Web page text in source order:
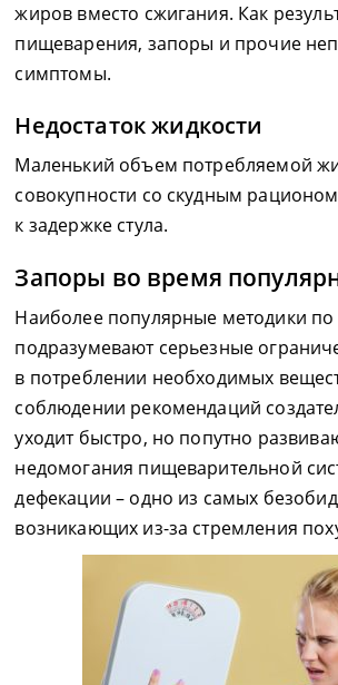
жиров вместо сжигания. Как
пищеварения, запоры и прочие
симптомы.
Недостаток жидкости
Маленький объем потребляемой
совокупности со скудным
к задержке стула.
Запоры во время
Наиболее популярные методики
подразумевают серьезные
в потреблении необходимых
соблюдении рекомендаций
уходит быстро, но попутно
недомогания пищеварительной
дефекации – одно из самых
возникающих из-за стремления